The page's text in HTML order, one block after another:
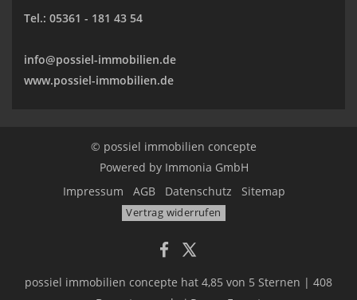
Tel.: 05361 - 181 43 54
info@possiel-immobilien.de
www.possiel-immobilien.de
© possiel immobilien concepte
Powered by Immonia GmbH
Impressum
AGB Datenschutz Sitemap
Vertrag widerrufen
possiel immobilien concepte hat 4,85 von 5 Sternen | 408